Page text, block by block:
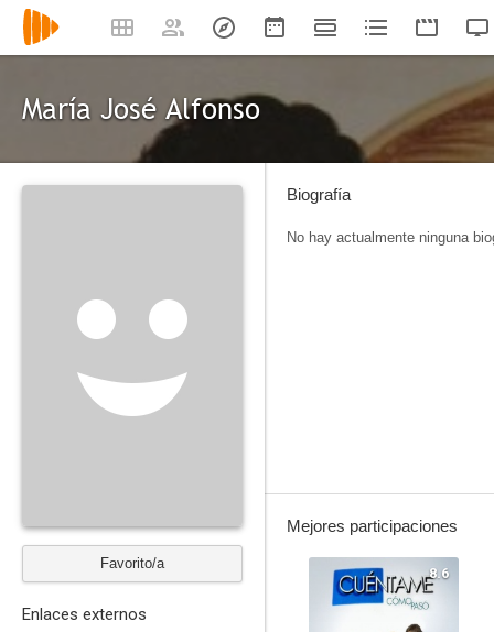
María José Alfonso
Favorito/a
Enlaces externos
Biografía
No hay actualmente ninguna
Mejores participaciones
8.6